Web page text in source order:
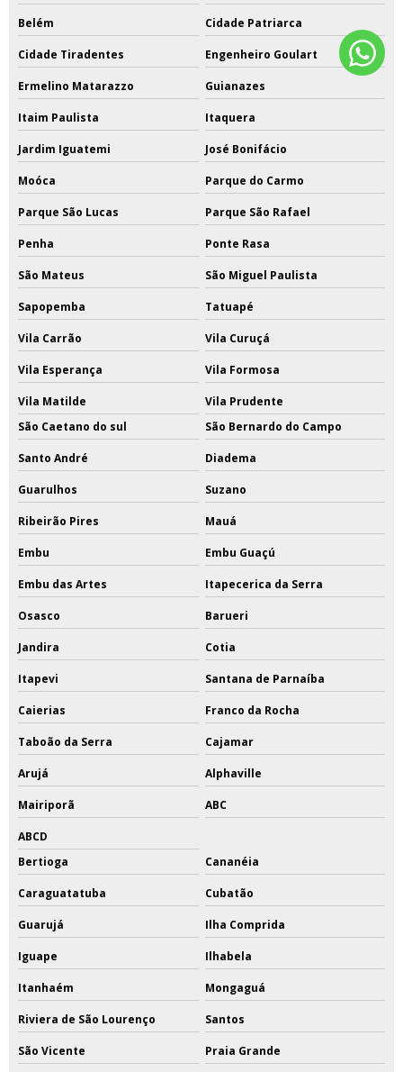
Belém Cidade Patriarca
Cidade Tiradentes Engenheiro Goulart
Ermelino Matarazzo Guianazes
Itaim Paulista Itaquera
Jardim Iguatemi José Bonifácio
Moóca Parque do Carmo
Parque São Lucas Parque São Rafael
Penha Ponte Rasa
São Mateus São Miguel Paulista
Sapopemba Tatuapé
Vila Carrão Vila Curuçá
Vila Esperança Vila Formosa
Vila Matilde
Vila Prudente
São Caetano do sul
São Bernardo do Campo
Santo André Diadema
Guarulhos Suzano
Ribeirão Pires Mauá
Embu Embu Guaçú
Embu das Artes Itapecerica da Serra
Osasco Barueri
Jandira Cotia
Itapevi Santana de Parnaíba
Caierias Franco da Rocha
Taboão da Serra Cajamar
Arujá Alphaville
Mairiporã ABC
ABCD
Bertioga
Cananéia
Caraguatatuba Cubatão
Guarujá Ilha Comprida
Iguape Ilhabela
Itanhaém Mongaguá
Riviera de São Lourenço Santos
São Vicente Praia Grande